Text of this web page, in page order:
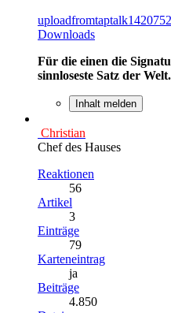
Downloads
Für die einen die
sinnloseste Satz der Welt.
Inhalt melden
Christian
Chef des Hauses
Reaktionen
56
Artikel
3
Einträge
79
Karteneintrag
ja
Beiträge
4.850